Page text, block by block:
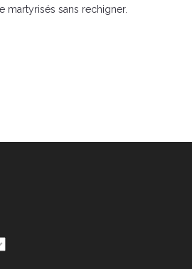
martyrisés sans rechigner.